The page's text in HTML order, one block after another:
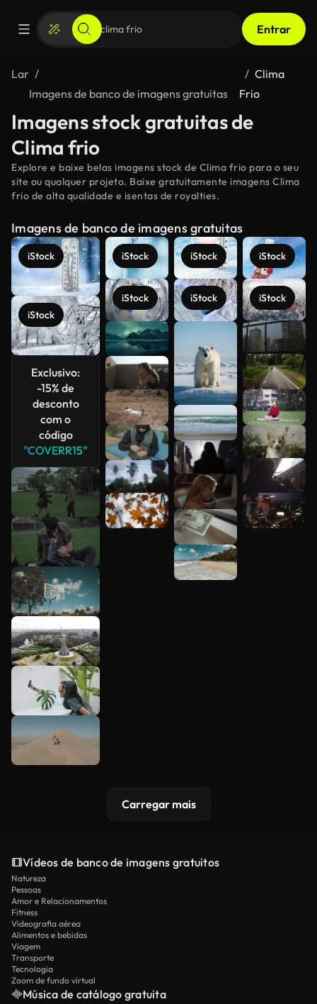
Entrar
Lar
Imagens de banco de imagens gratuitas
Clima
Frio
Imagens stock gratuitas de
Clima frio
Explore e baixe belas imagens stock de Clima frio para o seu
site ou qualquer projeto. Baixe gratuitamente imagens Clima
frio de alta qualidade e isentas de royalties.
Imagens de banco de imagens gratuitas
iStock
iStock
Exclusivo:
-15% de
desconto
com o
código
"COVERR15"
iStock
iStock
iStock
iStock
iStock
iStock
Veja mais
Carregar mais
Vídeos de banco de imagens gratuitos
Natureza
Pessoas
Amor e Relacionamentos
Fitness
Videografia aérea
Alimentos e bebidas
Viagem
Transporte
Tecnologia
Zoom de fundo virtual
Música de catálogo gratuita